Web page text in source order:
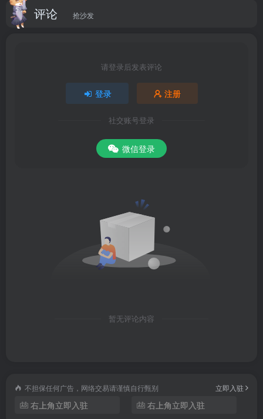
版还拥有高效配送、保税直邮等服务，让您购物更加高效安
心，喜欢买买买的亲们一定要下载体验哦！
居生活、服饰轻奢等数千种精选商品，满足家庭一站式消费
2、品质保障：云集与品牌方或大型贸易商直接合作，通过严
3、高效配送：联合最具实力的物流服务商，实现商品高效快
速配送，配送范围覆盖全国31个省；
4、一键分享：在云集，不用囤货、发货，一键分享商品给好
2、阳光保险承保
评论 抢沙发
请登录后发表评论
登录 注册
社交账号登录
微信登录
暂无评论内容
不担保任何广告，网络交易请谨慎自行甄别 立即入驻
右上角立即入驻 右上角立即入驻